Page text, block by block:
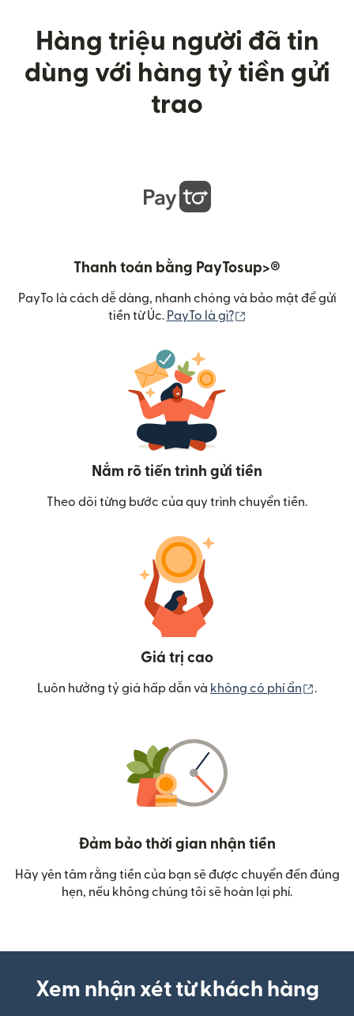
Hàng triệu người đã tin
dùng với hàng tỷ tiền gửi
trao
Thanh toán bằng PayTosup>®
PayTo là cách dễ dàng, nhanh chóng và bảo mật để gửi
tiền từ Úc. PayTo là gì?
Nắm rõ tiến trình gửi tiền
Theo dõi từng bước của quy trình chuyển tiền.
Giá trị cao
Luôn hưởng tỷ giá hấp dẫn và không có phí ẩn (mở
.
Đảm bảo thời gian nhận tiền
Hãy yên tâm rằng tiền của bạn sẽ được chuyển đến đúng
hẹn, nếu không chúng tôi sẽ hoàn lại phí.
Xem nhận xét từ khách hàng